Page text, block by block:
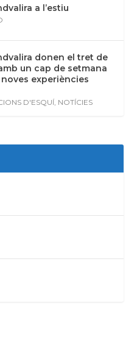
a l’estiu
donen el tret de
un cap de setmana
experiències
D'ESQUÍ, NOTÍCIES